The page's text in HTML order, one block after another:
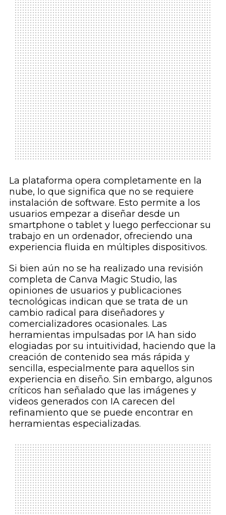
La plataforma opera completamente en la
nube, lo que significa que no se requiere
instalación de software. Esto permite a los
usuarios empezar a diseñar desde un
smartphone o tablet y luego perfeccionar su
trabajo en un ordenador, ofreciendo una
experiencia fluida en múltiples dispositivos.
Si bien aún no se ha realizado una revisión
completa de Canva Magic Studio, las
opiniones de usuarios y publicaciones
tecnológicas indican que se trata de un
cambio radical para diseñadores y
comercializadores ocasionales. Las
herramientas impulsadas por IA han sido
elogiadas por su intuitividad, haciendo que la
creación de contenido sea más rápida y
sencilla, especialmente para aquellos sin
experiencia en diseño. Sin embargo, algunos
críticos han señalado que las imágenes y
videos generados con IA carecen del
refinamiento que se puede encontrar en
herramientas especializadas.